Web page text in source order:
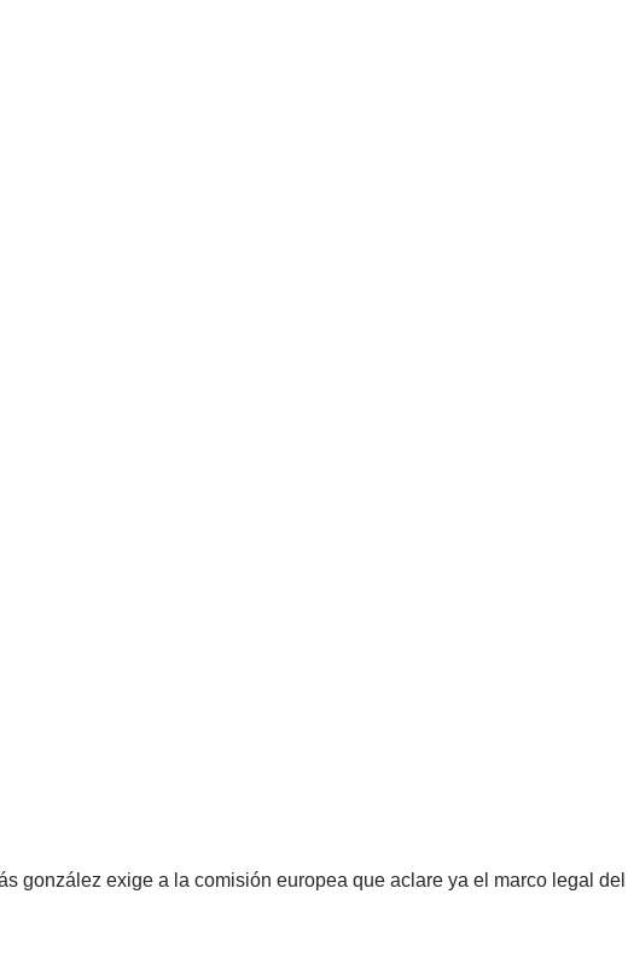
gonzález exige a la comisión europea que aclare ya el marco legal del